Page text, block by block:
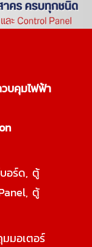
บคุมไฟฟ้า
อร์ด, ตู้
ตู้
มอเตอร์